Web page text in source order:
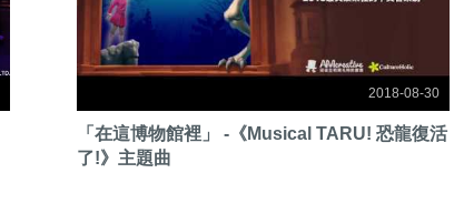
2018-08-30
「在這博物館裡」 -《Musical TARU! 恐龍復活
了!》主題曲